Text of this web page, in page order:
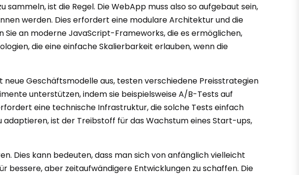
ist die Regel. Die WebApp muss also so aufgebaut sein,
werden. Dies erfordert eine modulare Architektur und die
an moderne JavaScript-Frameworks, die es ermöglichen,
die eine einfache Skalierbarkeit erlauben, wenn die
Geschäftsmodelle aus, testen verschiedene Preisstrategien
unterstützen, indem sie beispielsweise A/B-Tests auf
eine technische Infrastruktur, die solche Tests einfach
adaptieren, ist der Treibstoff für das Wachstum eines Start-ups,
Dies kann bedeuten, dass man sich von anfänglich vielleicht
aber zeitaufwändigere Entwicklungen zu schaffen. Die